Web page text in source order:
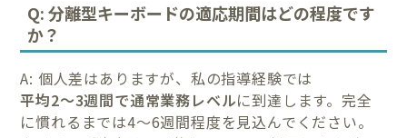
Q: 分離型キーボードの適応期間はどの程度です
か？
A: 個人差はありますが、私の指導経験では
平均2〜3週間で通常業務レベルに到達します。完全
に慣れるまでは4〜6週間程度を見込んでください。